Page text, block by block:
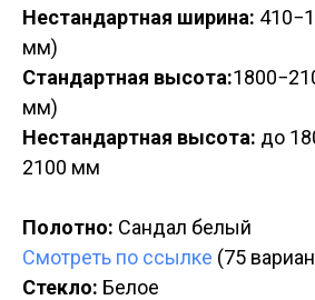
Нестандартная ширина:
мм)
Стандартная высота:
мм)
Нестандартная высота: до
2100 мм
Полотно: Сандал белый
Смотреть по ссылке (75
Стекло: Белое